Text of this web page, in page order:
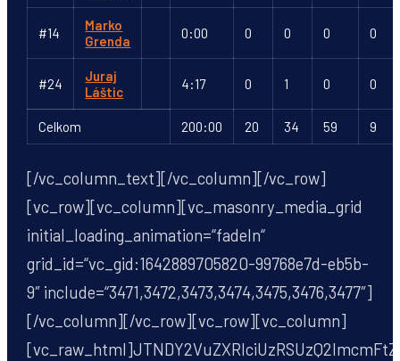
#14
Marko
Grenda
0:00 0 0 0 0
#24
Juraj
Láštic
4:17 0 1 0 0
Celkom 200:00 20 34 59 9
[/vc_column_text][/vc_column][/vc_row]
[vc_row][vc_column][vc_masonry_media_grid
initial_loading_animation=“fadeIn“
grid_id=“vc_gid:1642889705820-99768e7d-eb5b-
9″ include=“3471,3472,3473,3474,3475,3476,3477″]
[/vc_column][/vc_row][vc_row][vc_column]